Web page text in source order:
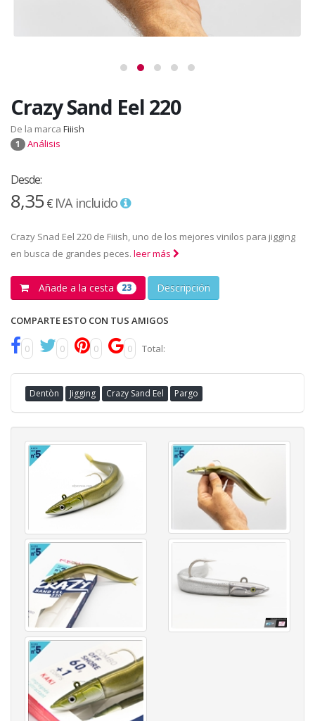
Crazy Sand Eel 220
De la marca Fiiish
1 Análisis
Desde:
8,35€ IVA incluido
Crazy Snad Eel 220 de Fiiish, uno de los mejores vinilos para jigging
en busca de grandes peces. leer más
Añade a la cesta 23 Descripción
COMPARTE ESTO CON TUS AMIGOS
0 0 0 0 Total:
Dentòn Jigging Crazy Sand Eel Pargo